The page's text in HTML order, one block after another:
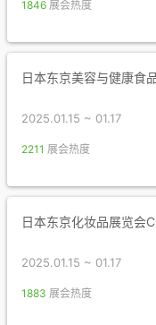
1846 展会热度
日本东京美容与健康食
2025.01.15 ~ 01.17
2211 展会热度
日本东京化妆品展览会
2025.01.15 ~ 01.17
1883 展会热度